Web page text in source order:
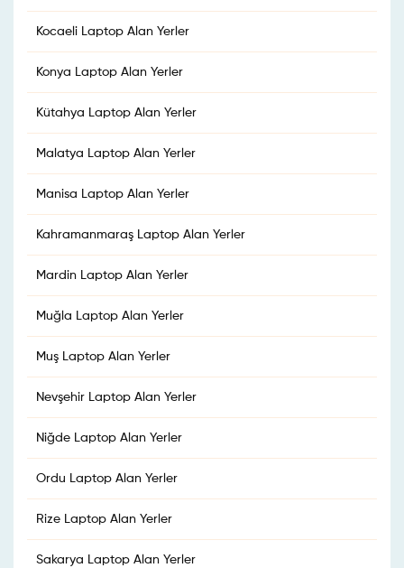
Kocaeli Laptop Alan Yerler
Konya Laptop Alan Yerler
Kütahya Laptop Alan Yerler
Malatya Laptop Alan Yerler
Manisa Laptop Alan Yerler
Kahramanmaraş Laptop Alan Yerler
Mardin Laptop Alan Yerler
Muğla Laptop Alan Yerler
Muş Laptop Alan Yerler
Nevşehir Laptop Alan Yerler
Niğde Laptop Alan Yerler
Ordu Laptop Alan Yerler
Rize Laptop Alan Yerler
Sakarya Laptop Alan Yerler